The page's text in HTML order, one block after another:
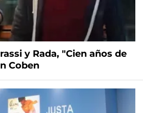
y Rada, "Cien años de
Coben